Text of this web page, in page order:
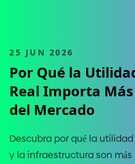
25 JUN 2026
Por Qué la
Real Importa
del Mercado
Descubra por qué la
y la infraestructura son